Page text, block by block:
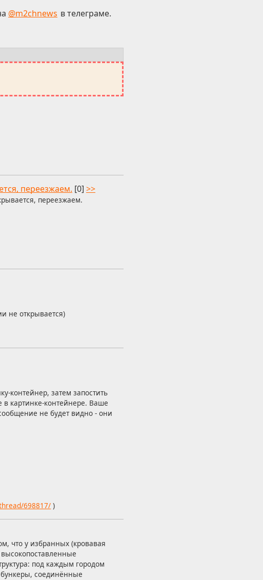
@m2chnews в телеграме.
переезжаем. [0] >>
переезжаем.
не открывается)
контейнер, затем запостить
в картинке-контейнере. Ваше
не будет видно - они
698817/ )
что у избранных (кровавая
под каждым городом
бункеры, соединённые